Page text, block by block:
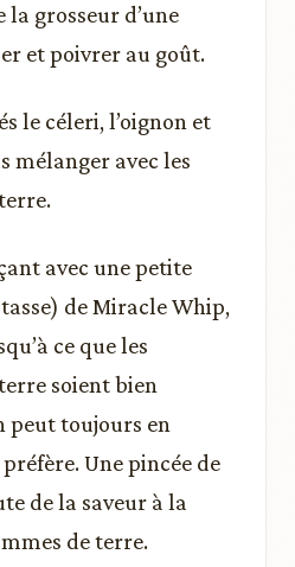
la grosseur d’une
et poivrer au goût.
le céleri, l’oignon et
mélanger avec les
avec une petite
de Miracle Whip,
ce que les
soient bien
peut toujours en
Une pincée de
de la saveur à la
de terre.